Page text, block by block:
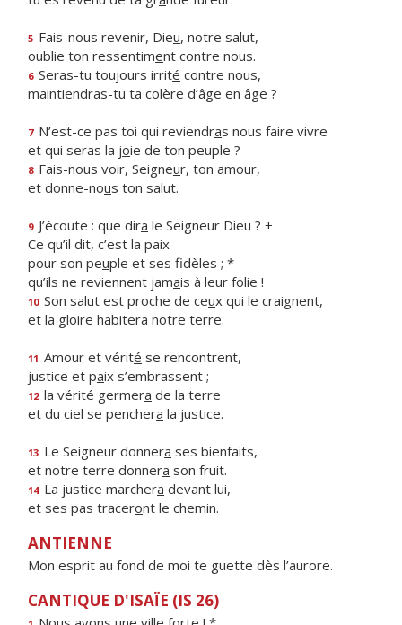
5 Fais-nous revenir, Dieu, notre salut,
oublie ton ressentiment contre nous.
6 Seras-tu toujours irrité contre nous,
maintiendras-tu ta colère d’âge en âge ?
7 N’est-ce pas toi qui reviendras nous faire vivre
et qui seras la joie de ton peuple ?
8 Fais-nous voir, Seigneur, ton amour,
et donne-nous ton salut.
9 J’écoute : que dira le Seigneur Dieu ? +
Ce qu’il dit, c’est la paix
pour son peuple et ses fidèles ; *
qu’ils ne reviennent jamais à leur folie !
10 Son salut est proche de ceux qui le craignent,
et la gloire habitera notre terre.
11 Amour et vérité se rencontrent,
justice et paix s’embrassent ;
12 la vérité germera de la terre
et du ciel se penchera la justice.
13 Le Seigneur donnera ses bienfaits,
et notre terre donnera son fruit.
14 La justice marchera devant lui,
et ses pas traceront le chemin.
ANTIENNE
Mon esprit au fond de moi te guette dès l’aurore.
CANTIQUE D'ISAÏE (IS 26)